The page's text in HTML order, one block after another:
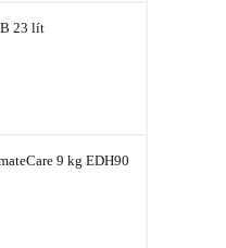
23 lít
9 kg EDH90